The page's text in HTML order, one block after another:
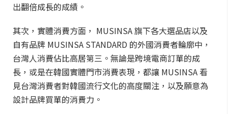
出翻倍成長的成績。
其次，實體消費方面， MUSINSA 旗下各大選品店以及
自有品牌 MUSINSA STANDARD 的外國消費者輪廓中，
台灣人消費佔比高居第三。無論是跨境電商訂單的成
長，或是在韓國實體門市消費表現，都讓 MUSINSA 看
見台灣消費者對韓國流行文化的高度關注，以及願意為
設計品牌買單的消費力。